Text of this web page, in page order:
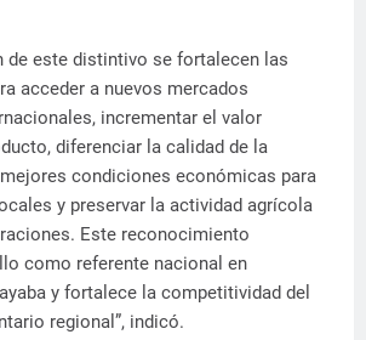
de este distintivo se fortalecen las
acceder a nuevos mercados
incrementar el valor
diferenciar la calidad de la
mejores condiciones económicas para
y preservar la actividad agrícola
Este reconocimiento
como referente nacional en
y fortalece la competitividad del
regional”, indicó.